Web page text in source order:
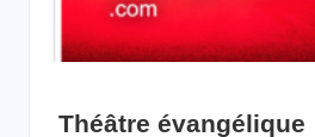
Théâtre évangélique